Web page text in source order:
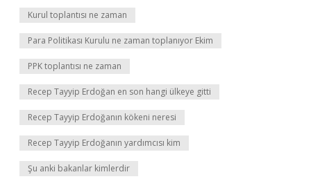
Kurul toplantısı ne zaman
Para Politikası Kurulu ne zaman toplanıyor Ekim
PPK toplantısı ne zaman
Recep Tayyip Erdoğan en son hangi ülkeye gitti
Recep Tayyip Erdoğanın kökeni neresi
Recep Tayyip Erdoğanın yardımcısı kim
Şu anki bakanlar kimlerdir